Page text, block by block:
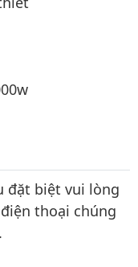
đặt biệt vui lòng
thoại chúng